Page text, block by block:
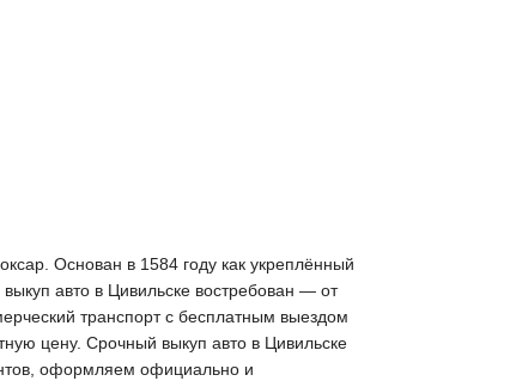
Основан в 1584 году как укреплённый
авто в Цивильске востребован — от
транспорт с бесплатным выездом
цену. Срочный выкуп авто в Цивильске
оформляем официально и